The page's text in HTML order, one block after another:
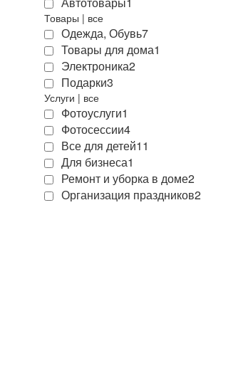
Товары | все
Одежда, Обувь7
Товары для дома1
Электроника2
Подарки3
Услуги | все
Фотоуслуги1
Фотосессии4
Все для детей11
Для бизнеса1
Ремонт и уборка в доме2
Организация праздников2